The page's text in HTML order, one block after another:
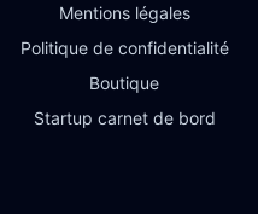
Mentions légales
Politique de confidentialité
Boutique
Startup carnet de bord